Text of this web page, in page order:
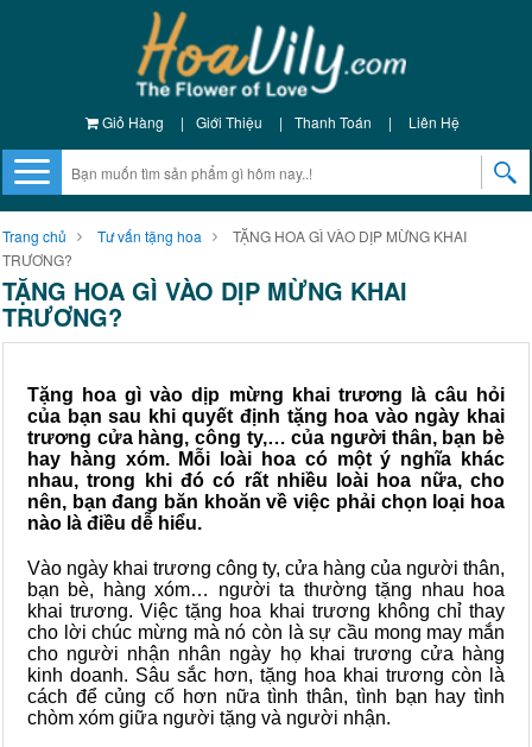
Giỏ Hàng | Giới Thiệu | Thanh Toán | Liên Hệ
Trang chủ Tư vấn tặng hoa
TẶNG HOA GÌ VÀO DỊP MỪNG KHAI
TRƯƠNG?
TẶNG HOA GÌ VÀO DỊP MỪNG KHAI
TRƯƠNG?
Tặng hoa gì vào dịp mừng khai trương là câu hỏi
của bạn sau khi quyết định tặng hoa vào ngày khai
trương cửa hàng, công ty,… của người thân, bạn bè
hay hàng xóm. Mỗi loài hoa có một ý nghĩa khác
nhau, trong khi đó có rất nhiều loài hoa nữa, cho
nên, bạn đang băn khoăn về việc phải chọn loại hoa
nào là điều dễ hiểu.
Vào ngày khai trương công ty, cửa hàng của người thân,
bạn bè, hàng xóm… người ta thường tặng nhau hoa
khai trương. Việc tặng hoa khai trương không chỉ thay
cho lời chúc mừng mà nó còn là sự cầu mong may mắn
cho người nhận nhân ngày họ khai trương cửa hàng
kinh doanh. Sâu sắc hơn, tặng hoa khai trương còn là
cách để củng cố hơn nữa tình thân, tình bạn hay tình
chòm xóm giữa người tặng và người nhận.